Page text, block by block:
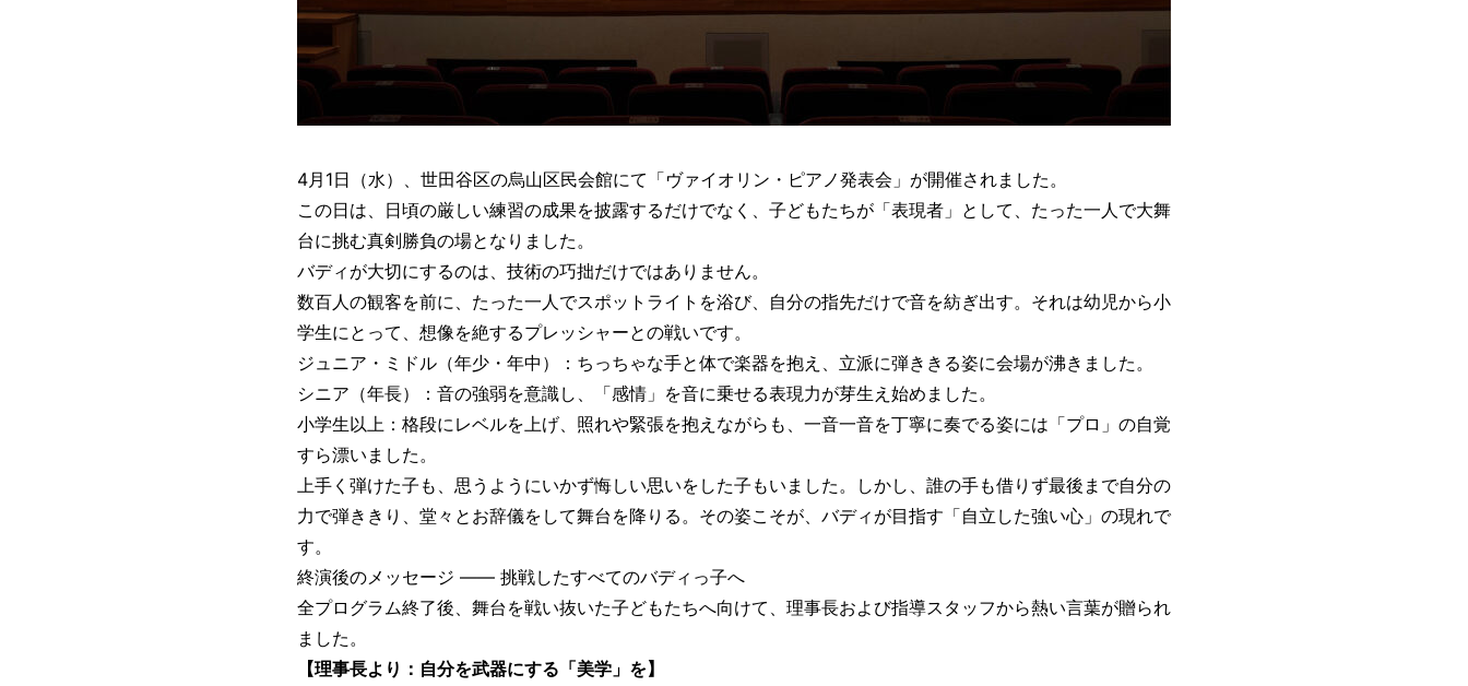
4月1日（水）、世田谷区の烏山区民会館にて「ヴァイオリン・ピアノ発表会」が開催されました。
この日は、日頃の厳しい練習の成果を披露するだけでなく、子どもたちが「表現者」として、たった一人で大舞
台に挑む真剣勝負の場となりました。
バディが大切にするのは、技術の巧拙だけではありません。
数百人の観客を前に、たった一人でスポットライトを浴び、自分の指先だけで音を紡ぎ出す。それは幼児から小
学生にとって、想像を絶するプレッシャーとの戦いです。
ジュニア・ミドル（年少・年中）：ちっちゃな手と体で楽器を抱え、立派に弾ききる姿に会場が沸きました。
シニア（年長）：音の強弱を意識し、「感情」を音に乗せる表現力が芽生え始めました。
小学生以上：格段にレベルを上げ、照れや緊張を抱えながらも、一音一音を丁寧に奏でる姿には「プロ」の自覚
すら漂いました。
上手く弾けた子も、思うようにいかず悔しい思いをした子もいました。しかし、誰の手も借りず最後まで自分の
力で弾ききり、堂々とお辞儀をして舞台を降りる。その姿こそが、バディが目指す「自立した強い心」の現れで
す。
終演後のメッセージ ―― 挑戦したすべてのバディっ子へ
全プログラム終了後、舞台を戦い抜いた子どもたちへ向けて、理事長および指導スタッフから熱い言葉が贈られ
ました。
【理事長より：自分を武器にする「美学」を】